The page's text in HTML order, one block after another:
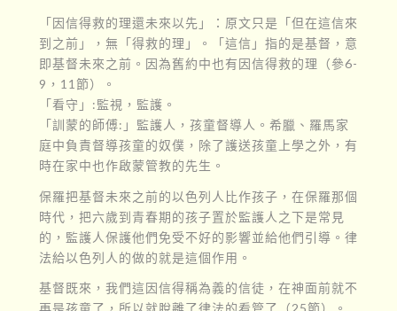
「因信得救的理還未來以先」：原文只是「但在這信來
到之前」，無「得救的理」。「這信」指的是基督，意
即基督未來之前。因為舊約中也有因信得救的理（參6-
9，11節）。
「看守」:監視，監護。
「訓蒙的師傅:」監護人，孩童督導人。希臘、羅馬家
庭中負責督導孩童的奴僕，除了護送孩童上學之外，有
時在家中也作啟蒙管教的先生。
保羅把基督未來之前的以色列人比作孩子，在保羅那個
時代，把六歲到青春期的孩子置於監護人之下是常見
的，監護人保護他們免受不好的影響並給他們引導。律
法給以色列人的做的就是這個作用。
基督既來，我們這因信得稱為義的信徒，在神面前就不